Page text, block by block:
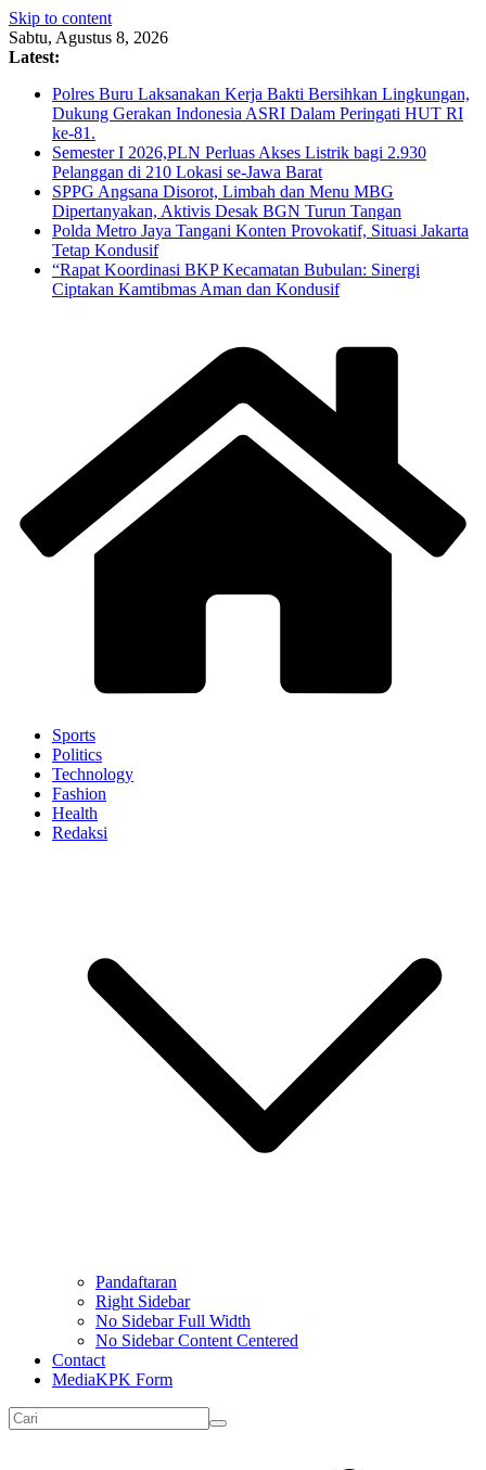
Skip to content
Sabtu, Agustus 8, 2026
Latest:
Polres Buru Laksanakan Kerja Bakti Bersihkan Lingkungan,
Dukung Gerakan Indonesia ASRI Dalam Peringati HUT RI
ke-81.
Semester I 2026,PLN Perluas Akses Listrik bagi 2.930
Pelanggan di 210 Lokasi se-Jawa Barat
SPPG Angsana Disorot, Limbah dan Menu MBG
Dipertanyakan, Aktivis Desak BGN Turun Tangan
Polda Metro Jaya Tangani Konten Provokatif, Situasi Jakarta
Tetap Kondusif
“Rapat Koordinasi BKP Kecamatan Bubulan: Sinergi
Ciptakan Kamtibmas Aman dan Kondusif
Sports
Politics
Technology
Fashion
Health
Redaksi
Pandaftaran
Right Sidebar
No Sidebar Full Width
No Sidebar Content Centered
Contact
MediaKPK Form